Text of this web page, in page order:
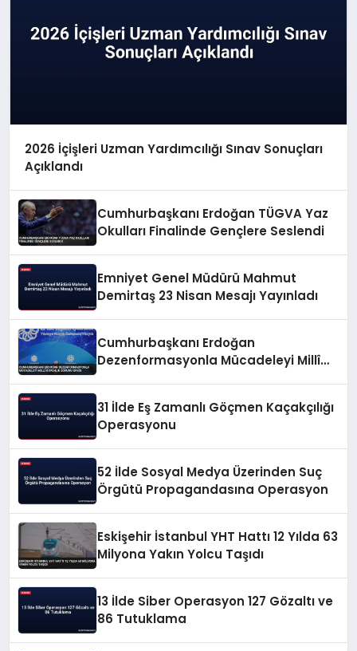
2026 İçişleri Uzman Yardımcılığı Sınav Sonuçları
Açıklandı
Cumhurbaşkanı Erdoğan TÜGVA Yaz
Okulları Finalinde Gençlere Seslendi
Emniyet Genel Müdürü Mahmut
Demirtaş 23 Nisan Mesajı Yayınladı
Cumhurbaşkanı Erdoğan
Dezenformasyonla Mücadeleyi Millî
31 İlde Eş Zamanlı Göçmen Kaçakçılığı
Operasyonu
52 İlde Sosyal Medya Üzerinden Suç
Örgütü Propagandasına Operasyon
Eskişehir İstanbul YHT Hattı 12 Yılda 63
Milyona Yakın Yolcu Taşıdı
13 İlde Siber Operasyon 127 Gözaltı ve
86 Tutuklama